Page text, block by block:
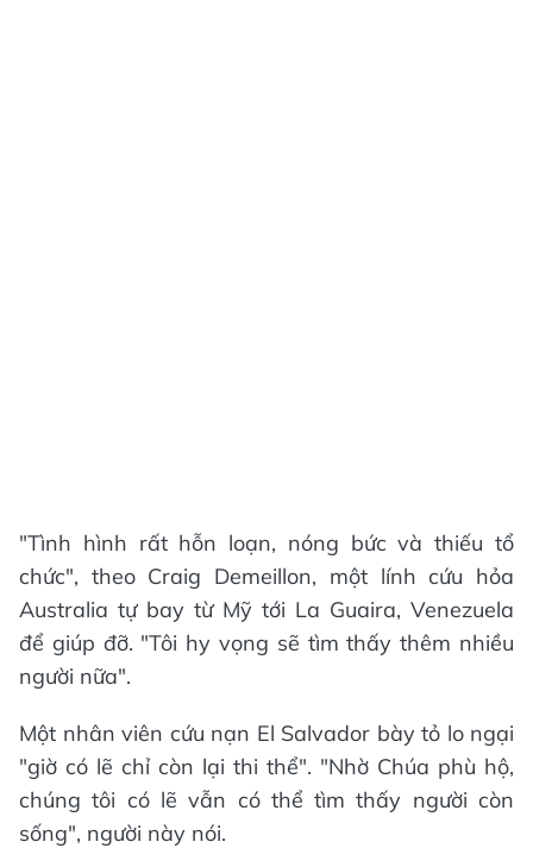
"Tình hình rất hỗn loạn, nóng bức và thiếu tổ
chức", theo Craig Demeillon, một lính cứu hỏa
Australia tự bay từ Mỹ tới La Guaira, Venezuela
để giúp đỡ. "Tôi hy vọng sẽ tìm thấy thêm nhiều
người nữa".
Một nhân viên cứu nạn El Salvador bày tỏ lo ngại
"giờ có lẽ chỉ còn lại thi thể". "Nhờ Chúa phù hộ,
chúng tôi có lẽ vẫn có thể tìm thấy người còn
sống", người này nói.